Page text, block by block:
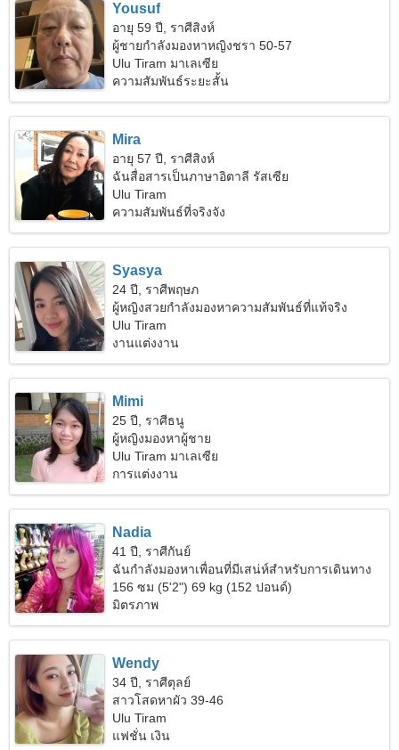
Yousuf
อายุ 59 ปี, ราศีสิงห์
ผู้ชายกำลังมองหาหญิงชรา 50-57
Ulu Tiram มาเลเซีย
ความสัมพันธ์ระยะสั้น
Mira
อายุ 57 ปี, ราศีสิงห์
ฉันสื่อสารเป็นภาษาอิตาลี รัสเซีย
Ulu Tiram
ความสัมพันธ์ที่จริงจัง
Syasya
24 ปี, ราศีพฤษภ
ผู้หญิงสวยกำลังมองหาความสัมพันธ์ที่แท้จริง
Ulu Tiram
งานแต่งงาน
Mimi
25 ปี, ราศีธนู
ผู้หญิงมองหาผู้ชาย
Ulu Tiram มาเลเซีย
การแต่งงาน
Nadia
41 ปี, ราศีกันย์
ฉันกำลังมองหาเพื่อนที่มีเสน่ห์สำหรับการเดินทาง
ร่วมกัน
156 ซม (5'2") 69 kg (152 ปอนด์)
มิตรภาพ
Wendy
34 ปี, ราศีตุลย์
สาวโสดหาผัว 39-46
Ulu Tiram
แฟชั่น เงิน